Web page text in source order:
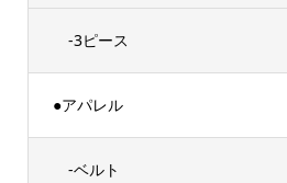
-3ピース
●アパレル
-ベルト